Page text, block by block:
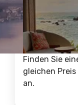
Finden Sie
gleichen
an.